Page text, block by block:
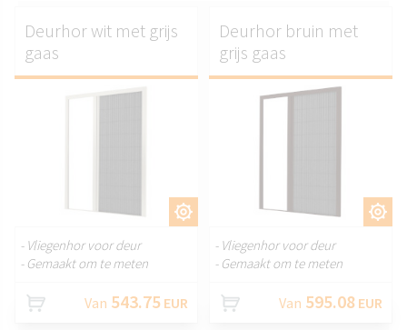
AANPASSEN.
Deurhor wit met grijs
gaas
- Vliegenhor voor deur
- Gemaakt om te meten
Van 543.75 EUR
AANPASSEN.
Deurhor bruin met
grijs gaas
- Vliegenhor voor deur
- Gemaakt om te meten
Van 595.08 EUR